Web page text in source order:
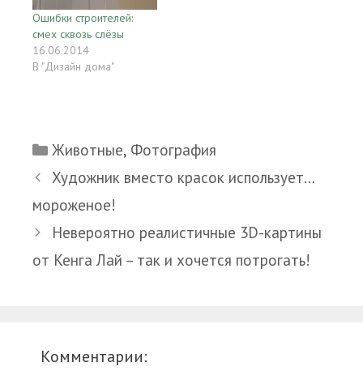
Ошибки строителей:
смех сквозь слёзы
16.06.2014
В "Дизайн дома"
Рубрики
Животные, Фотография
Художник вместо красок использует…
мороженое!
Невероятно реалистичные 3D-картины
от Кенга Лай – так и хочется потрогать!
Комментарии: